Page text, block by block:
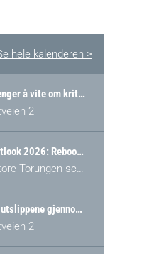
hele kalenderen >
Arendalsuka: Alt du trenger å vite om kritiske og strategiske verdikjeder i Norge
2
Arendalsuka Global Outlook 2026: Rebooting Democracy for a New World Order
Arendal Kulturhus, Store Torungen scene
Arendalsuka: Kutter vi utslippene gjennom omstilling – eller tap av industri?
2